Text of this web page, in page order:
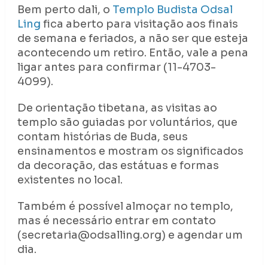
Bem perto dali, o Templo Budista Odsal
Ling fica aberto para visitação aos finais
de semana e feriados, a não ser que esteja
acontecendo um retiro. Então, vale a pena
ligar antes para confirmar (11-4703-
4099).
De orientação tibetana, as visitas ao
templo são guiadas por voluntários, que
contam histórias de Buda, seus
ensinamentos e mostram os significados
da decoração, das estátuas e formas
existentes no local.
Também é possível almoçar no templo,
mas é necessário entrar em contato
(secretaria@odsalling.org) e agendar um
dia.